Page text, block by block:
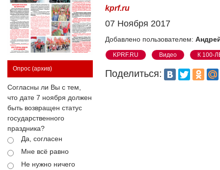
Опрос (архив)
Согласны ли Вы с тем,
что дате 7 ноября должен
быть возвращен статус
государственного
праздника?
Да, согласен
Мне всё равно
Не нужно ничего
kprf.ru
07 Ноября 2017
Добавлено пользователем:
KPRF.RU Видео К 100-
Поделиться: